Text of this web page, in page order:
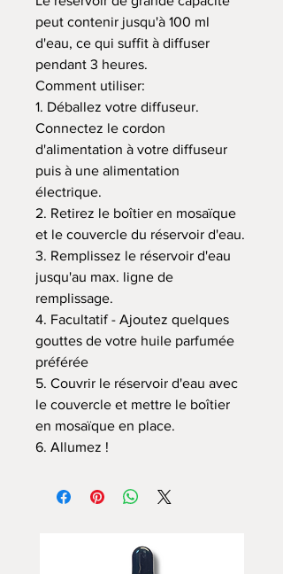
peut contenir jusqu'à 100 ml
d'eau, ce qui suffit à diffuser
pendant 3 heures.
Comment utiliser:
1. Déballez votre diffuseur.
Connectez le cordon
d'alimentation à votre diffuseur
puis à une alimentation
électrique.
2. Retirez le boîtier en mosaïque
et le couvercle du réservoir d'eau.
3. Remplissez le réservoir d'eau
jusqu'au max. ligne de
remplissage.
4. Facultatif - Ajoutez quelques
gouttes de votre huile parfumée
préférée
5. Couvrir le réservoir d'eau avec
le couvercle et mettre le boîtier
en mosaïque en place.
6. Allumez !